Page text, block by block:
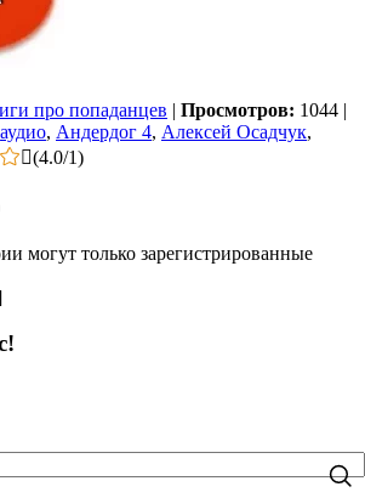
про попаданцев | Просмотров: 1044 |
аудио, Андердог 4, Алексей Осадчук,
(4.0/1)
могут только зарегистрированные